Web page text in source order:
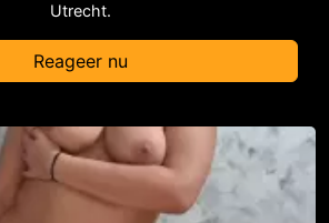
Utrecht.
Reageer nu